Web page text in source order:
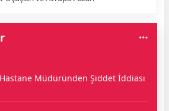
Hastane Müdüründen Şiddet İddiası